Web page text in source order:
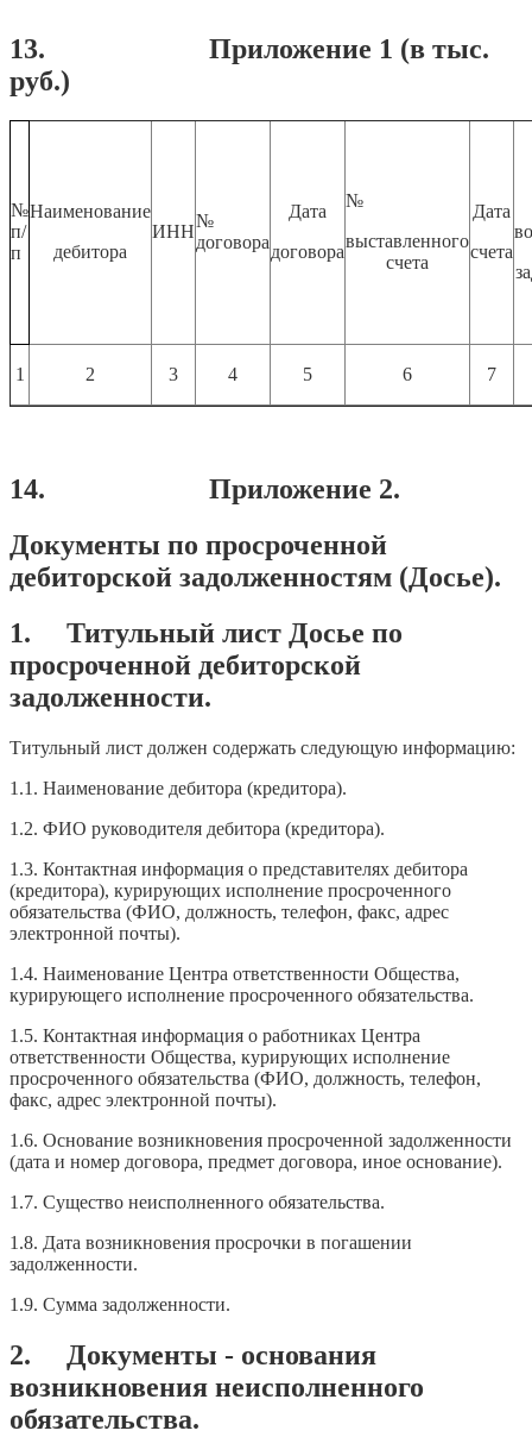
13. Приложение 1 (в тыс.
руб.)
№
п/
п
Наименование
дебитора
ИНН
№
договора
Дата
договора
№
выставленного
счета
Дата
счета
1 2 3 4 5 6 7
14. Приложение 2.
Документы по просроченной
дебиторской задолженностям (Досье).
1. Титульный лист Досье по
просроченной дебиторской
задолженности.
Титульный лист должен содержать следующую информацию:
1.1. Наименование дебитора (кредитора).
1.2. ФИО руководителя дебитора (кредитора).
1.3. Контактная информация о представителях дебитора
(кредитора), курирующих исполнение просроченного
обязательства (ФИО, должность, телефон, факс, адрес
электронной почты).
1.4. Наименование Центра ответственности Общества,
курирующего исполнение просроченного обязательства.
1.5. Контактная информация о работниках Центра
ответственности Общества, курирующих исполнение
просроченного обязательства (ФИО, должность, телефон,
факс, адрес электронной почты).
1.6. Основание возникновения просроченной задолженности
(дата и номер договора, предмет договора, иное основание).
1.7. Существо неисполненного обязательства.
1.8. Дата возникновения просрочки в погашении
задолженности.
1.9. Сумма задолженности.
2. Документы - основания
возникновения неисполненного
обязательства.